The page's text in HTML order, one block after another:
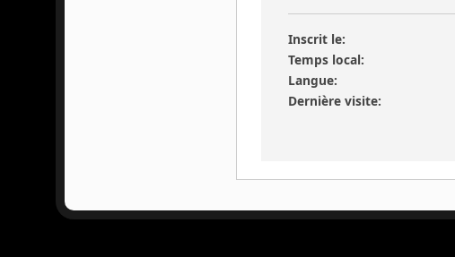
Inscrit le:
Temps local:
Langue:
Dernière visite: